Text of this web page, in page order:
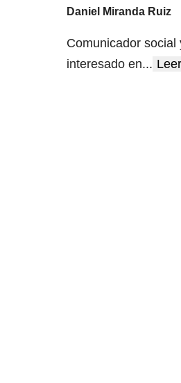
Daniel Miranda Ruiz
Comunicador
interesado en...